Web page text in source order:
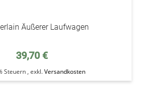
Äußerer Laufwagen
39,70 €
Steuern , exkl.Versandkosten